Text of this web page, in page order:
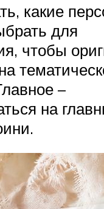
какие
для
чтобы
–
на